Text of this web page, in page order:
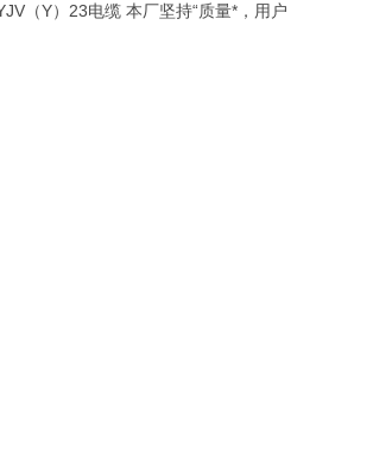
（Y）23电缆 本厂坚持“质量*，用户